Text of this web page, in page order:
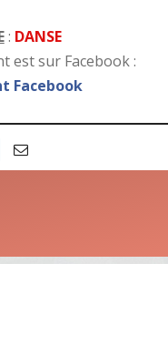
: DANSE
est sur Facebook :
Facebook